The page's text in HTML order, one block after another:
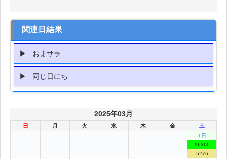
関連日結果
おまサラ
同じ日にち
2025年03月
日 月 火 水 木 金 土
1日
96300
5276